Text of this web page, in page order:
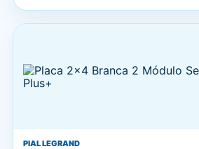
PIAL LEGRAND